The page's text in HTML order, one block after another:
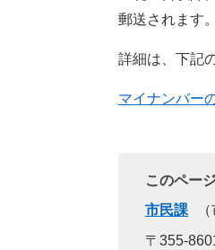
郵送されます。
詳細は、下記
マイナンバー
このペー
市民課
〒355-